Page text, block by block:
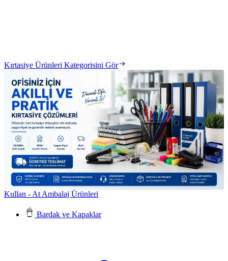
Kırtasiye Ürünleri Kategorisini Gör
Kullan - At Ambalaj Ürünleri
Bardak ve Kapaklar